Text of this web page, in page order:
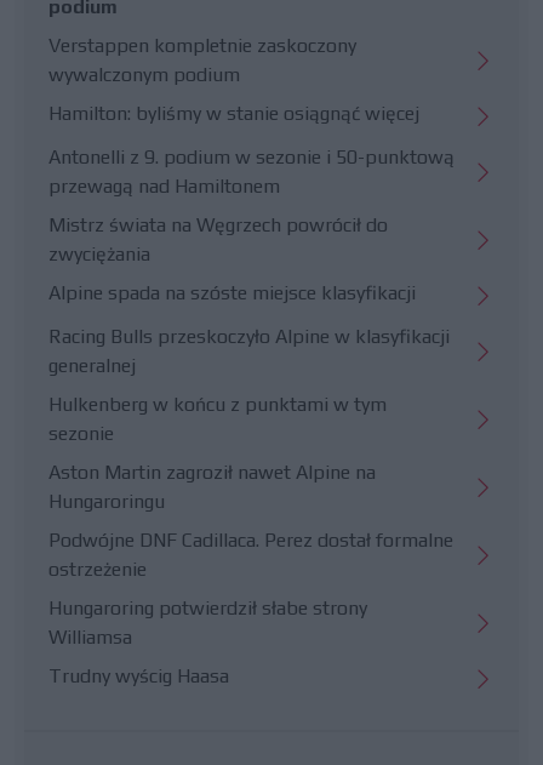
podium
Verstappen kompletnie zaskoczony
wywalczonym podium
Hamilton: byliśmy w stanie osiągnąć więcej
Antonelli z 9. podium w sezonie i 50-punktową
przewagą nad Hamiltonem
Mistrz świata na Węgrzech powrócił do
zwyciężania
Alpine spada na szóste miejsce klasyfikacji
Racing Bulls przeskoczyło Alpine w klasyfikacji
generalnej
Hulkenberg w końcu z punktami w tym
sezonie
Aston Martin zagroził nawet Alpine na
Hungaroringu
Podwójne DNF Cadillaca. Perez dostał formalne
ostrzeżenie
Hungaroring potwierdził słabe strony
Williamsa
Trudny wyścig Haasa